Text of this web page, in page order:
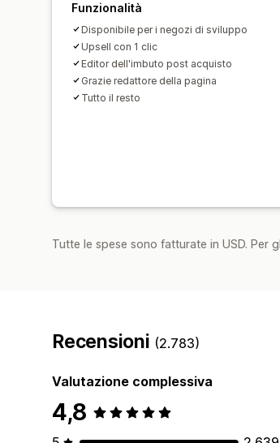
Funzionalità
Disponibile per i negozi di sviluppo
Upsell con 1 clic
Editor dell'imbuto post acquisto
Grazie redattore della pagina
Tutto il resto
Tutte le spese sono fatturate in USD. Per
Recensioni (2.783)
Valutazione complessiva
4,8